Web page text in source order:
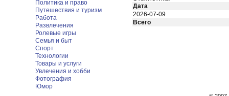
Политика и право
Путешествия и туризм
Работа
Развлечения
Ролевые игры
Семья и быт
Спорт
Технологии
Товары и услуги
Увлечения и хобби
Фотография
Юмор
Дата
2026-07-09
Всего